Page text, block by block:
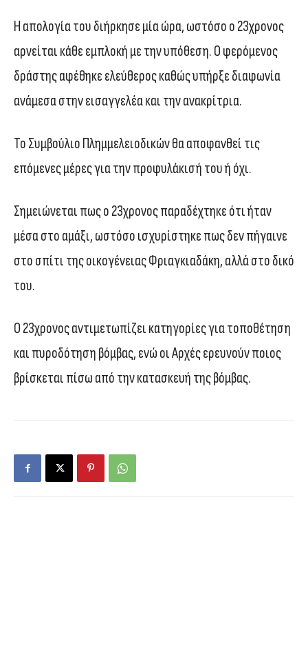
Η απολογία του διήρκησε μία ώρα, ωστόσο ο 23χρονος
αρνείται κάθε εμπλοκή με την υπόθεση. Ο φερόμενος
δράστης αφέθηκε ελεύθερος καθώς υπήρξε διαφωνία
ανάμεσα στην εισαγγελέα και την ανακρίτρια.
Το Συμβούλιο Πλημμελειοδικών θα αποφανθεί τις
επόμενες μέρες για την προφυλάκισή του ή όχι.
Σημειώνεται πως ο 23χρονος παραδέχτηκε ότι ήταν
μέσα στο αμάξι, ωστόσο ισχυρίστηκε πως δεν πήγαινε
στο σπίτι της οικογένειας Φριαγκιαδάκη, αλλά στο δικό
του.
Ο 23χρονος αντιμετωπίζει κατηγορίες για τοποθέτηση
και πυροδότηση βόμβας, ενώ οι Αρχές ερευνούν ποιος
βρίσκεται πίσω από την κατασκευή της βόμβας.